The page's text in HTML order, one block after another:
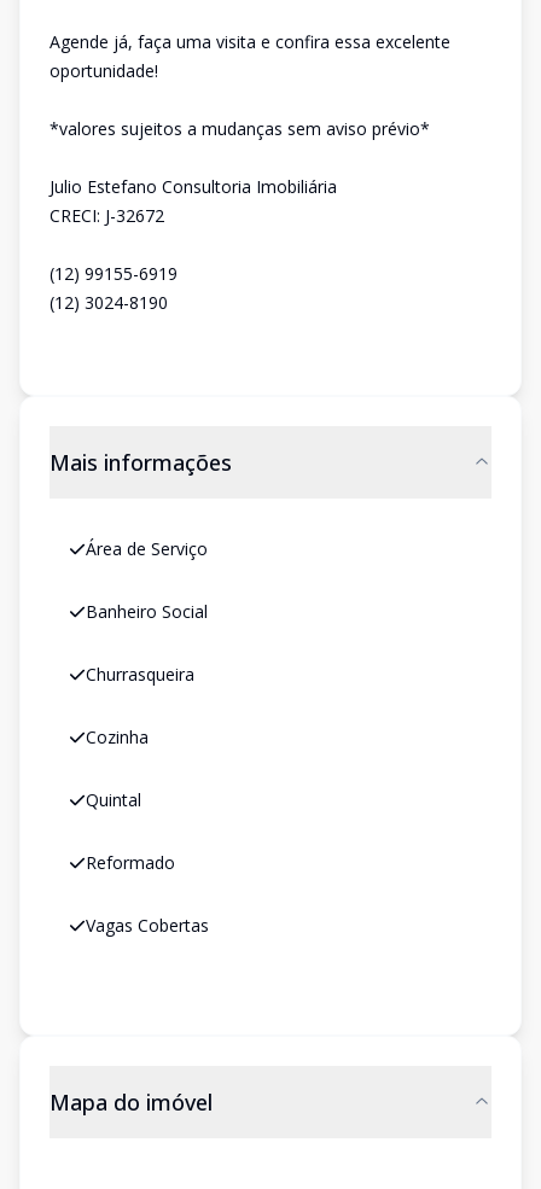
Agende já, faça uma visita e confira essa excelente
oportunidade!
*valores sujeitos a mudanças sem aviso prévio*
Julio Estefano Consultoria Imobiliária
CRECI: J-32672
(12) 99155-6919
(12) 3024-8190
Mais informações
Área de Serviço
Banheiro Social
Churrasqueira
Cozinha
Quintal
Reformado
Vagas Cobertas
Mapa do imóvel